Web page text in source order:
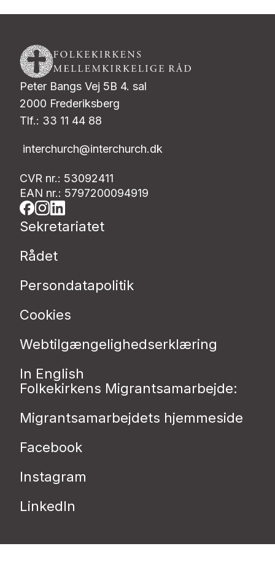
Peter Bangs Vej 5B 4. sal
2000 Frederiksberg
Tlf.: 33 11 44 88
interchurch@interchurch.dk
CVR nr.: 53092411
EAN nr.: 5797200094919
Sekretariatet
Rådet
Persondatapolitik
Cookies
Webtilgængelighedserklæring
In English
Folkekirkens Migrantsamarbejde:
Migrantsamarbejdets hjemmeside
Facebook
Instagram
LinkedIn